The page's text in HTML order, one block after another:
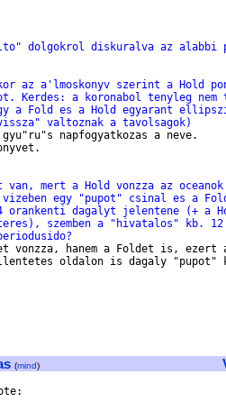
dolgokrol diskuralva az alabbi
az a'lmoskonyv szerint a Hold
Kerdes: a koronabol tenyleg nem
a Fold es a Hold egyarant
valtoznak a tavolsagok)
napfogyatkozas a neve.
mert a Hold vonzza az
egy "pupot" csinal es a
orankenti dagalyt jelentene (+ a
szemben a "hivatalos" kb.
vonzza, hanem a Foldet is,
oldalon is dagaly "pupot"
(mind)